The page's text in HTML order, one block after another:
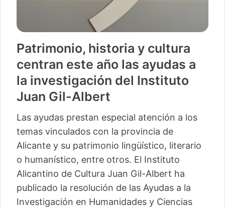
Patrimonio, historia y cultura
centran este año las ayudas a
la investigación del Instituto
Juan Gil-Albert
Las ayudas prestan especial atención a los
temas vinculados con la provincia de
Alicante y su patrimonio lingüístico, literario
o humanístico, entre otros. El Instituto
Alicantino de Cultura Juan Gil-Albert ha
publicado la resolución de las Ayudas a la
Investigación en Humanidades y Ciencias